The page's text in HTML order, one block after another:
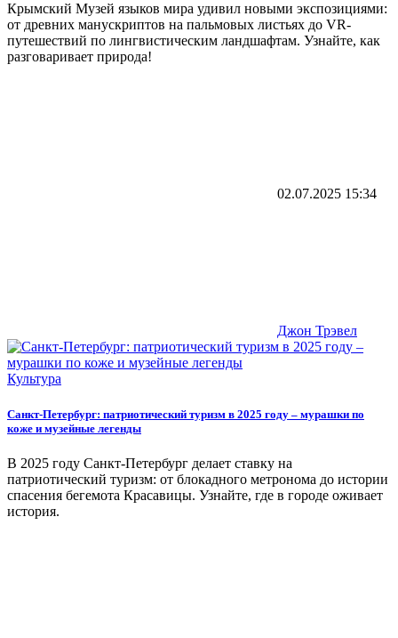
Крымский Музей языков мира удивил новыми экспозициями:
от древних манускриптов на пальмовых листьях до VR-
путешествий по лингвистическим ландшафтам. Узнайте, как
разговаривает природа!
02.07.2025 15:34
Джон Трэвел
Культура
Санкт-Петербург: патриотический туризм в 2025 году – мурашки по
коже и музейные легенды
В 2025 году Санкт-Петербург делает ставку на
патриотический туризм: от блокадного метронома до истории
спасения бегемота Красавицы. Узнайте, где в городе оживает
история.